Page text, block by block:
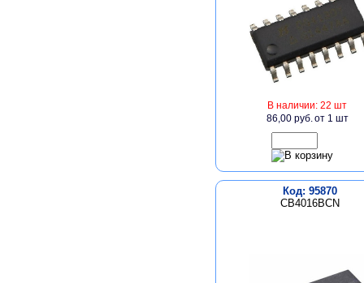
В наличии: 22 шт
86,00 руб.от 1 шт
Код: 95870
СВ4016BСN